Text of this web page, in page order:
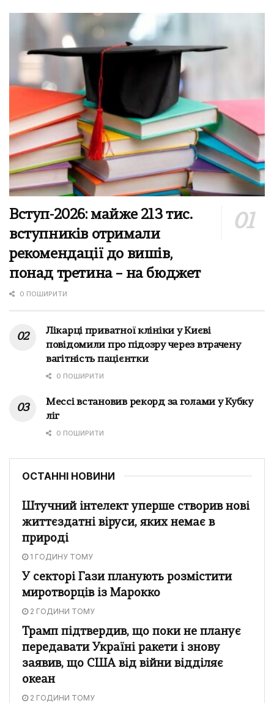
Вступ-2026: майже 213 тис.
вступників отримали
рекомендації до вишів,
понад третина – на бюджет
0 ПОШИРИТИ
Лікарці приватної клініки у Києві
повідомили про підозру через втрачену
вагітність пацієнтки
0 ПОШИРИТИ
Мессі встановив рекорд за голами у Кубку
ліг
0 ПОШИРИТИ
ОСТАННІ НОВИНИ
Штучний інтелект уперше створив нові
життєздатні віруси, яких немає в
природі
1 ГОДИНУ ТОМУ
У секторі Гази планують розмістити
миротворців із Марокко
2 ГОДИНИ ТОМУ
Трамп підтвердив, що поки не планує
передавати Україні ракети і знову
заявив, що США від війни відділяє
океан
2 ГОДИНИ ТОМУ